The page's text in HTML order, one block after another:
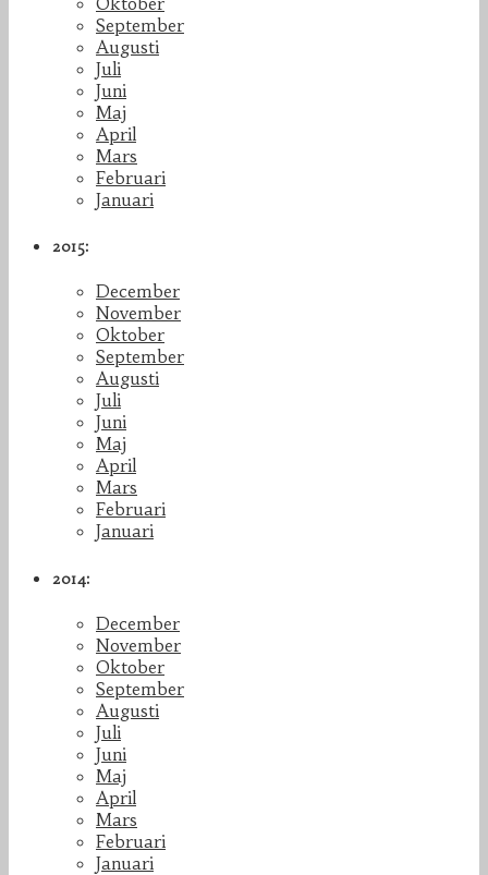
September
Augusti
Juli
Juni
Maj
April
Mars
Februari
Januari
2015:
December
November
Oktober
September
Augusti
Juli
Juni
Maj
April
Mars
Februari
Januari
2014:
December
November
Oktober
September
Augusti
Juli
Juni
Maj
April
Mars
Februari
Januari